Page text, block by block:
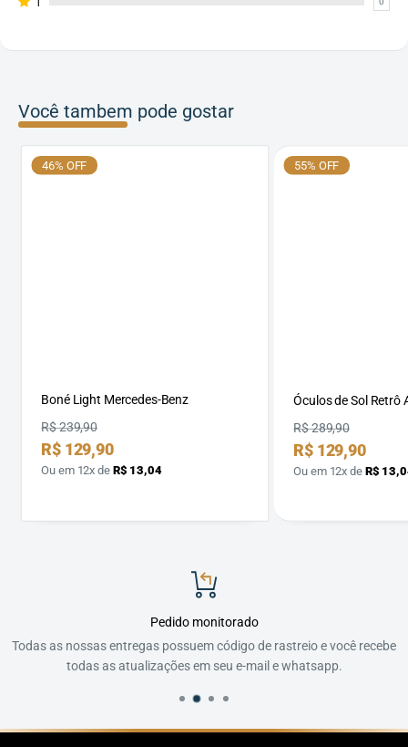
Você tambem pode gostar
46% OFF
Boné Light Mercedes-Benz
Preço
por
R$ 129,90
Preço
R$ 239,90
Ou em 12x de R$ 13,04
55% OFF
Óculos de Sol Retrô
Preço
por
R$ 129,90
Preço
R$ 289,90
Ou em 12x de R$
Pedido monitorado
Todas as nossas entregas possuem código de rastreio e você recebe
todas as atualizações em seu e-mail e whatsapp.